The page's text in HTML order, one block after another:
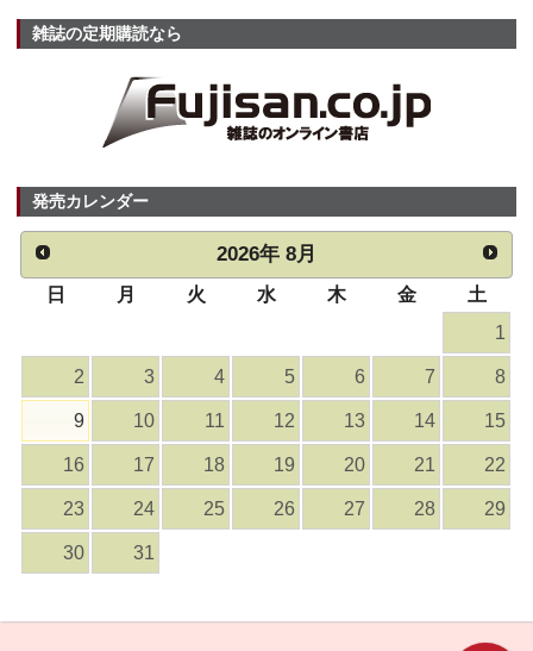
雑誌の定期購読なら
発売カレンダー
2026年 8月
日 月 火 水 木 金
土
1
2 3 4 5 6 7 8
9 10 11 12 13 14 15
16 17 18 19 20 21 22
23 24 25 26 27 28 29
30 31